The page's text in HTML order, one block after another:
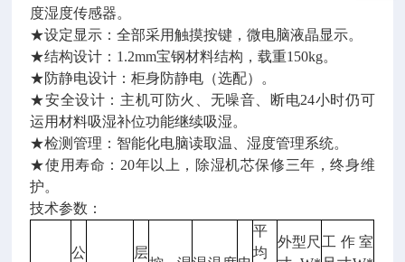
度湿度传感器。
★设定显示：全部采用触摸按键，微电脑液晶显示。
★结构设计：1.2mm宝钢材料结构，载重150kg。
★防静电设计：柜身防静电（选配）。
★安全设计：主机可防火、无噪音、断电24小时仍可
运用材料吸湿补位功能继续吸湿。
★检测管理：智能化电脑读取温、湿度管理系统。
★使用寿命：20年以上，除湿机芯保修三年，终身维
护。
技术参数：
公
层
平
均
外型尺 工作室